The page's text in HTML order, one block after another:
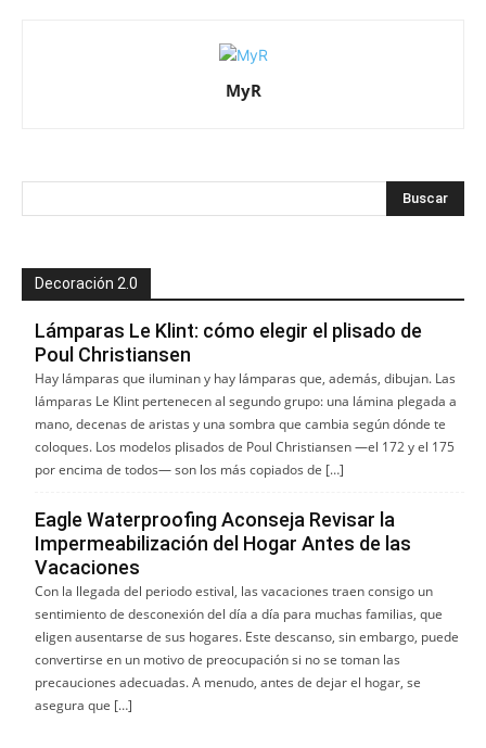
MyR
Decoración 2.0
Lámparas Le Klint: cómo elegir el plisado de
Poul Christiansen
Hay lámparas que iluminan y hay lámparas que, además, dibujan. Las
lámparas Le Klint pertenecen al segundo grupo: una lámina plegada a
mano, decenas de aristas y una sombra que cambia según dónde te
coloques. Los modelos plisados de Poul Christiansen —el 172 y el 175
por encima de todos— son los más copiados de […]
Eagle Waterproofing Aconseja Revisar la
Impermeabilización del Hogar Antes de las
Vacaciones
Con la llegada del periodo estival, las vacaciones traen consigo un
sentimiento de desconexión del día a día para muchas familias, que
eligen ausentarse de sus hogares. Este descanso, sin embargo, puede
convertirse en un motivo de preocupación si no se toman las
precauciones adecuadas. A menudo, antes de dejar el hogar, se
asegura que […]